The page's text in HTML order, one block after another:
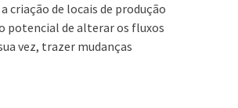
criação de locais de produção
potencial de alterar os fluxos
vez, trazer mudanças